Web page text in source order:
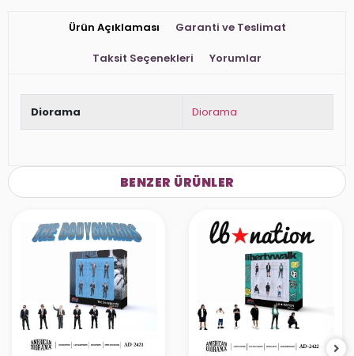
Ürün Açıklaması Garanti ve Teslimat
Taksit Seçenekleri Yorumlar
Diorama Diorama
BENZER ÜRÜNLER